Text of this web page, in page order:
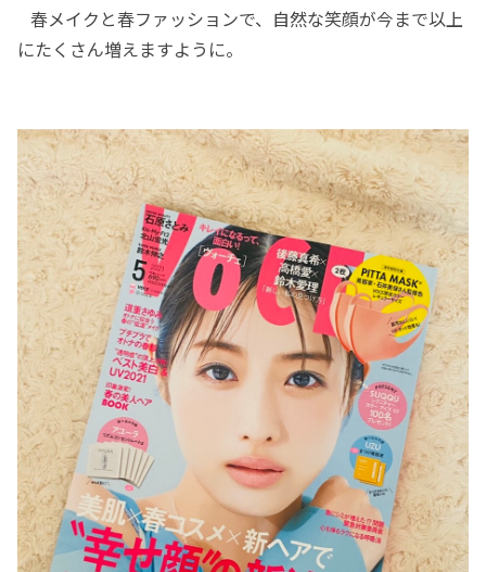
春メイクと春ファッションで、自然な笑顔が今まで以上
にたくさん増えますように。